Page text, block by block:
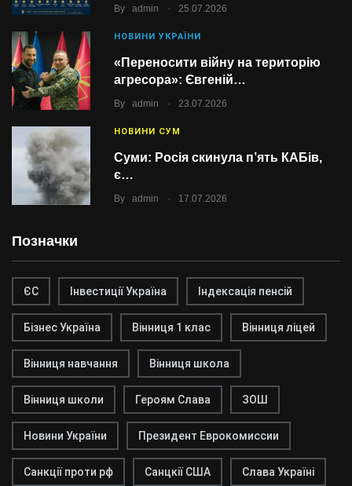
By admin . 25.07.2026
НОВИНИ УКРАЇНИ
«Переносити війну на територію
агресора»: Євгеній…
By admin . 23.07.2026
НОВИНИ СУМ
Суми: Росія скинула п’ять КАБів,
є…
By admin . 17.07.2026
Позначки
ЄС Інвестиції Україна Індексація пенсій
Бізнес Україна Вінниця 1 клас Вінниця ліцей
Вінниця навчання Вінниця школа
Вінниця школи Героям Слава ЗОШ
Новини України Президент Еврокомиссии
Санкції проти рф Санцкії США Слава Україні